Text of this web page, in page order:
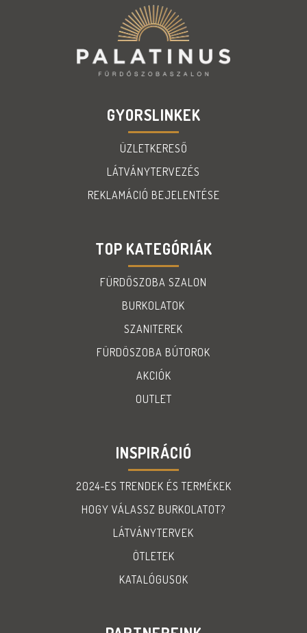
GYORSLINKEK
ÜZLETKERESŐ
LÁTVÁNYTERVEZÉS
REKLAMÁCIÓ BEJELENTÉSE
TOP KATEGÓRIÁK
FÜRDŐSZOBA SZALON
BURKOLATOK
SZANITEREK
FÜRDÖSZOBA BÚTOROK
AKCIÓK
OUTLET
INSPIRÁCIÓ
2024-ES TRENDEK ÉS TERMÉKEK
HOGY VÁLASSZ BURKOLATOT?
LÁTVÁNYTERVEK
ÖTLETEK
KATALÓGUSOK